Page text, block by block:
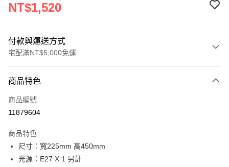
NT$1,520
付款與運送方式
宅配滿NT$5,000免運
信用卡一次付款
LINE Pay
街口支付
悠遊付
商品特色
商品編號
11879604
商品特色
尺寸：寬225mm 高450mm
光源：E27 X 1 另計